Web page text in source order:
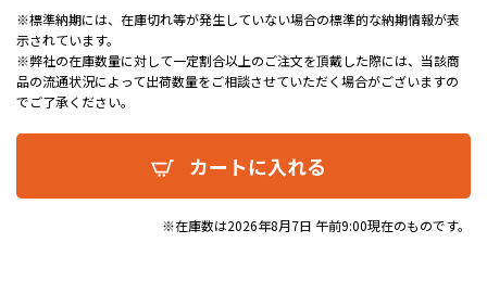
※標準納期には、在庫切れ等が発生していない場合の標準的な納期情報が表
示されています。
※弊社の在庫数量に対して一定割合以上のご注文を頂戴した際には、当該商
品の流通状況によって出荷数量をご相談させていただく場合がございますの
でご了承ください。
カートに入れる
※在庫数は2026年8月7日 午前9:00現在のものです。